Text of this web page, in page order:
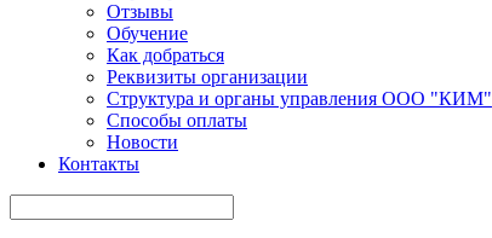
Отзывы
Обучение
Как добраться
Реквизиты организации
Структура и органы управления ООО "КИМ"
Способы оплаты
Новости
Контакты